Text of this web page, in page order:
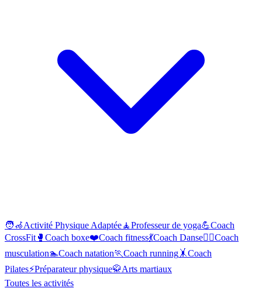
🧑‍🦽Activité Physique Adaptée🧘Professeur de yoga💪Coach
CrossFit 🥊 Coach boxe❤️Coach fitness💃Coach Danse🏋️‍♂️Coach
musculation🏊Coach natation🏃Coach running 🤸Coach
Pilates⚡Préparateur physique🥋Arts martiaux
Toutes les activités